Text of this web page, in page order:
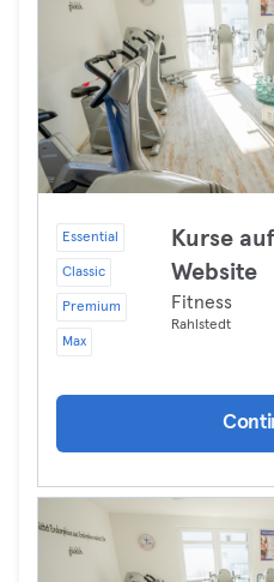
Essential
Classic
Premium
Max
Kurse
Website
Fitness
Rahlstedt